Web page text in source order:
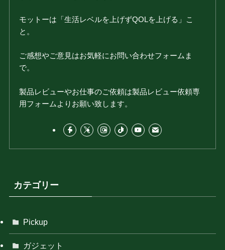
モットーは「生活レベルを上げずQOLを上げる」こ
と。
ご感想やご意見はお気軽にお問い合わせフォームま
で。
製品レビューやお仕事のご依頼は製品レビュー依頼専
用フォームよりお願い致します。
カテゴリー
Pickup
ガジェット